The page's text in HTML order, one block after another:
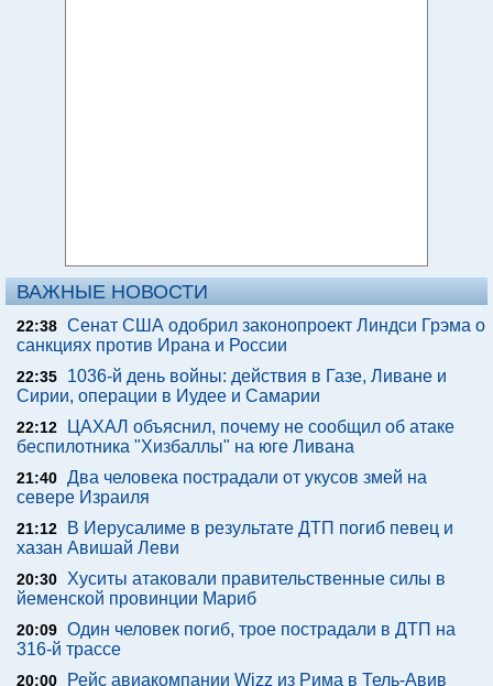
ВАЖНЫЕ НОВОСТИ
22:38 Сенат США одобрил законопроект Линдси Грэма о
санкциях против Ирана и России
22:35
1036-й день войны: действия в Газе, Ливане и
Сирии, операции в Иудее и Самарии
22:12
ЦАХАЛ объяснил, почему не сообщил об атаке
беспилотника "Хизбаллы" на юге Ливана
21:40 Два человека пострадали от укусов змей на
севере Израиля
21:12
В Иерусалиме в результате ДТП погиб певец и
хазан Авишай Леви
20:30
Хуситы атаковали правительственные силы в
йеменской провинции Мариб
20:09 Один человек погиб, трое пострадали в ДТП на
316-й трассе
20:00
Рейс авиакомпании Wizz из Рима в Тель-Авив